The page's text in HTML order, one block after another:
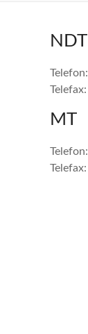
NDT
Telefon:
MT
Telefon: